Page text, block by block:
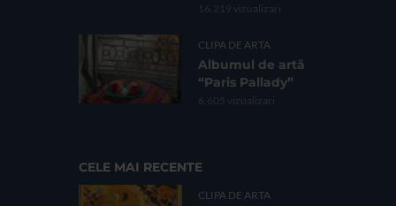
16.219 vizualizari
CLIPA DE ARTA
Albumul de artă
“Paris Pallady”
6.605 vizualizari
CELE MAI RECENTE
CLIPA DE ARTA